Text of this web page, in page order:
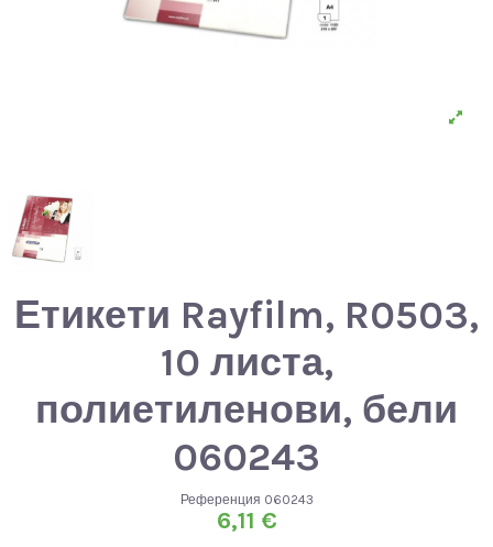
Етикети Rayfilm, R0503,
10 листа,
полиетиленови, бели
060243
Референция 060243
6,11 €